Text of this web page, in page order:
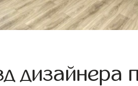
дизайнера